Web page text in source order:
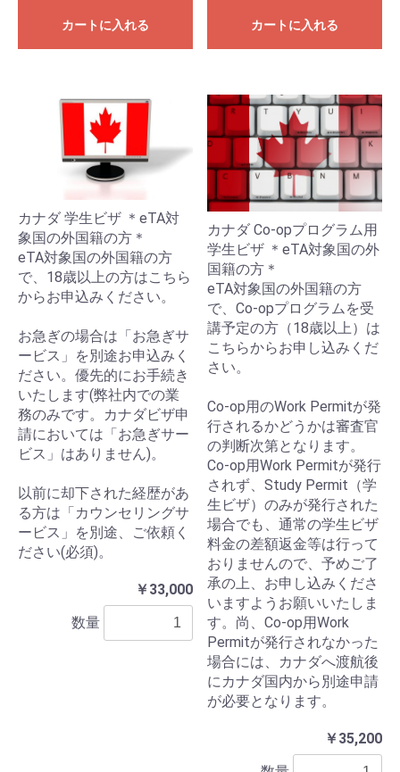
カートに入れる カートに入れる
カナダ 学生ビザ ＊eTA対
象国の外国籍の方＊
eTA対象国の外国籍の方
で、18歳以上の方はこちら
からお申込みください。
お急ぎの場合は「お急ぎサ
ービス」を別途お申込みく
ださい。優先的にお手続き
いたします(弊社内での業
務のみです。カナダビザ申
請においては「お急ぎサー
ビス」はありません)。
以前に却下された経歴があ
る方は「カウンセリングサ
ービス」を別途、ご依頼く
ださい(必須)。
￥33,000
数量
カナダ Co-opプログラム用
学生ビザ ＊eTA対象国の外
国籍の方＊
eTA対象国の外国籍の方
で、Co-opプログラムを受
講予定の方（18歳以上）は
こちらからお申し込みくだ
さい。
Co-op用のWork Permitが発
行されるかどうかは審査官
の判断次第となります。
Co-op用Work Permitが発行
されず、Study Permit（学
生ビザ）のみが発行された
場合でも、通常の学生ビザ
料金の差額返金等は行って
おりませんので、予めご了
承の上、お申し込みくださ
いますようお願いいたしま
す。尚、Co-op用Work
Permitが発行されなかった
場合には、カナダへ渡航後
にカナダ国内から別途申請
が必要となります。
￥35,200